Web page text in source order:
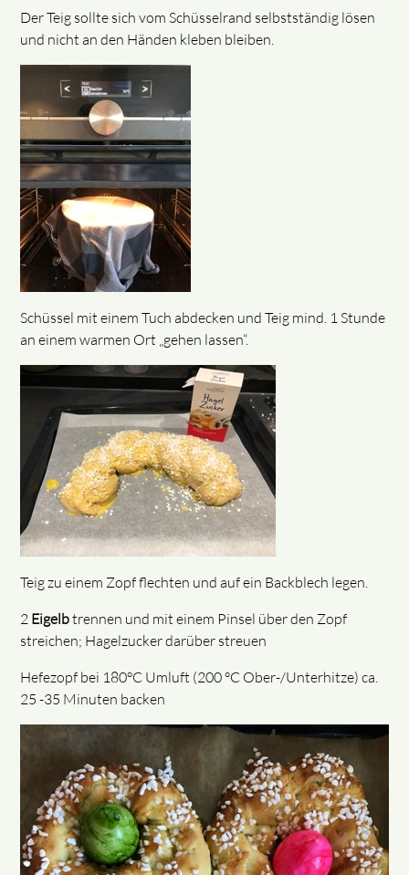
Der Teig sollte sich vom Schüsselrand selbstständig lösen
und nicht an den Händen kleben bleiben.
Schüssel mit einem Tuch abdecken und Teig mind. 1 Stunde
an einem warmen Ort „gehen lassen“.
Teig zu einem Zopf flechten und auf ein Backblech legen.
2 Eigelbtrennen und mit einem Pinsel über den Zopf
streichen; Hagelzucker darüber streuen
Hefezopf bei 180°C Umluft (200 °C Ober-/Unterhitze) ca.
25 -35 Minuten backen